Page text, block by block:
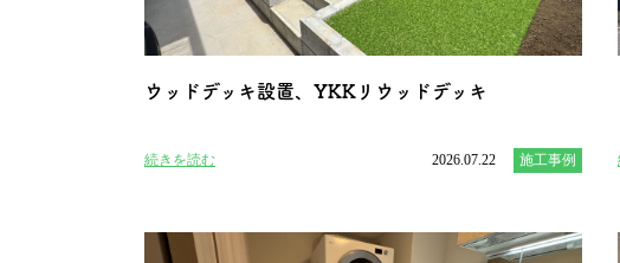
ウッドデッキ設置、YKKリウッドデッキ
続きを読む 2026.07.22 施工事例